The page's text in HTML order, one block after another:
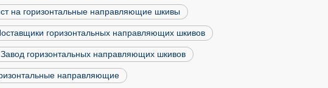
на горизонтальные направляющие шкивы
горизонтальных направляющих шкивов
Завод горизонтальных направляющих шкивов
направляющие